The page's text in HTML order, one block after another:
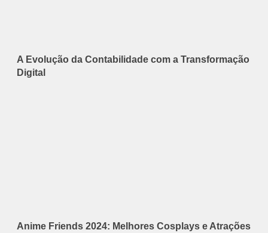
A Evolução da Contabilidade com a Transformação
Digital
Anime Friends 2024: Melhores Cosplays e Atrações